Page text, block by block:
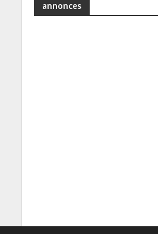
annonces